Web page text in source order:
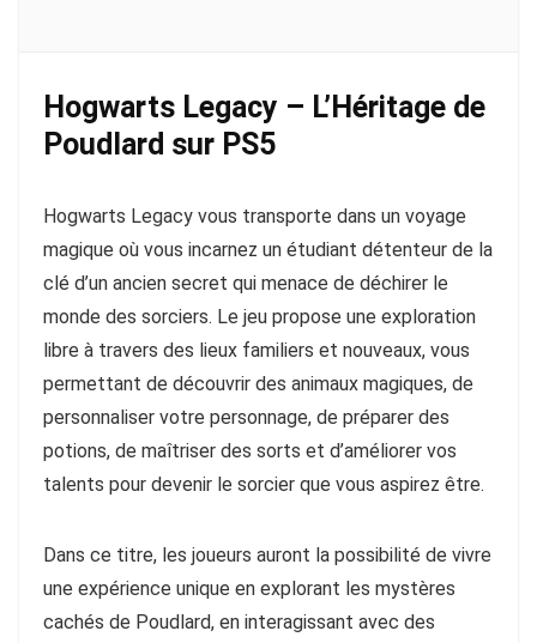
Hogwarts Legacy – L’Héritage de
Poudlard sur PS5
Hogwarts Legacy vous transporte dans un voyage
magique où vous incarnez un étudiant détenteur de la
clé d’un ancien secret qui menace de déchirer le
monde des sorciers. Le jeu propose une exploration
libre à travers des lieux familiers et nouveaux, vous
permettant de découvrir des animaux magiques, de
personnaliser votre personnage, de préparer des
potions, de maîtriser des sorts et d’améliorer vos
talents pour devenir le sorcier que vous aspirez être​​.
Dans ce titre, les joueurs auront la possibilité de vivre
une expérience unique en explorant les mystères
cachés de Poudlard, en interagissant avec des